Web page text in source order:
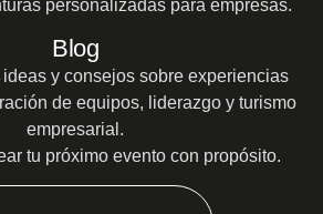
personalizadas para empresas.
Blog
y consejos sobre experiencias
de equipos, liderazgo y turismo
empresarial.
tu próximo evento con propósito.